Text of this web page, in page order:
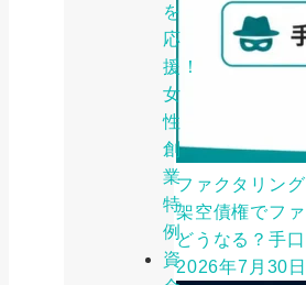
を
応
援！
女
性
創
業
特
例
資
ファクタリング
架空債権でフ
どうなる？手
2026年7月30日